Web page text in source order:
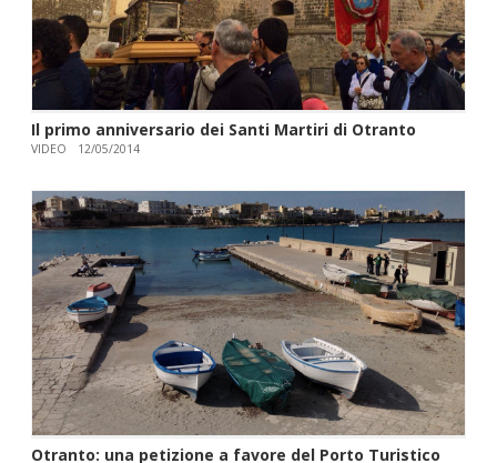
Il primo anniversario dei Santi Martiri di Otranto
VIDEO 12/05/2014
Otranto: una petizione a favore del Porto Turistico